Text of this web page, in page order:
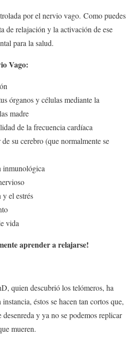
por el nervio vago. Como puedes
de relajación y la activación de ese
para la salud.
Vago:
órganos y células mediante la
madre
de la frecuencia cardíaca
su cerebro (que normalmente se
inmunológica
el estrés
vida
aprender a relajarse!
quien descubrió los telómeros, ha
éstos se hacen tan cortos que,
y ya no se podemos replicar
mueren.